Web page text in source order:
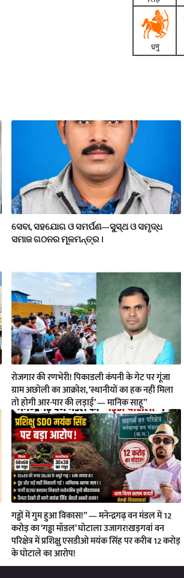
ସେବା, ସହଯୋଗ ଓ ସମର୍ପଣ—ସୁସ୍ଥ ଓ ସମୃଦ୍ଧ
ସମାଜ ଗଠନର ମୂଳମନ୍ତ୍ର ।
रोजगार की रणभेरी! पिकाडली कंपनी के गेट पर गूंजा
ग्राम अछोली का आक्रोश, ‘स्थानीयों का हक नहीं मिला
तो होगी आर-पार की लड़ाई’ — मानिक साहू”
गड्ढों में गुम हुआ विकास!” — मनेन्द्रगढ़ वन मंडल में 12
करोड़ का ‘गड्ढा मॉडल’ घोटाला उजागर!खड़गवां वन
परिक्षेत्र में प्रशिक्षु एसडीओ मयंक सिंह पर करीब 12 करोड़
के घोटाले का आरोप!